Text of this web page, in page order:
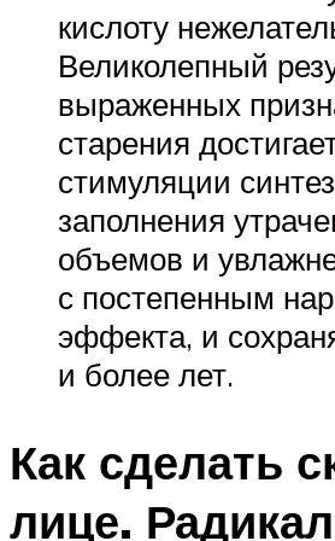
кислоту
Великолепный
выраженных
старения
стимуляции
заполнения
объемов и
с постепенным
эффекта, и
и более лет.
Как сделать
лице.